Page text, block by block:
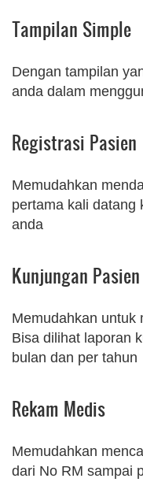
Tampilan Simple
Dengan tampilan
anda dalam
Registrasi Pasien
Memudahkan
pertama kali datang
anda
Kunjungan Pasien
Memudahkan untuk
Bisa dilihat laporan
bulan dan per tahun
Rekam Medis
Memudahkan
dari No RM sampai